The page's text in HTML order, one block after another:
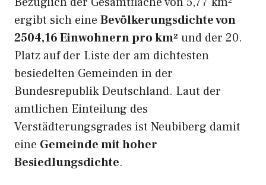
ergibt sich eine Bevölkerungsdichte von
2504,16 Einwohnern pro km² und der 20.
Platz auf der Liste der am dichtesten
besiedelten Gemeinden in der
Bundesrepublik Deutschland. Laut der
amtlichen Einteilung des
Verstädterungsgrades ist Neubiberg damit
eine Gemeinde mit hoher
Besiedlungsdichte.